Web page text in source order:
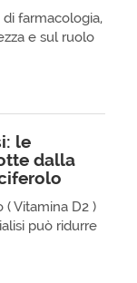
farmacologia,
e sul ruolo
le
dalla
Vitamina D2 )
può ridurre